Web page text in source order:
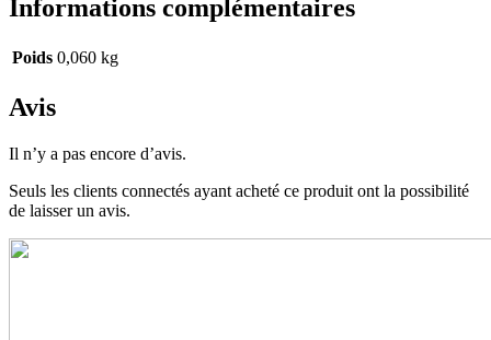
Informations complémentaires
Poids 0,060 kg
Avis
Il n’y a pas encore d’avis.
Seuls les clients connectés ayant acheté ce produit ont la possibilité
de laisser un avis.